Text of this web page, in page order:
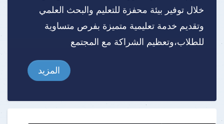
خلال توفير بيئة محفزة للتعليم والبحث العلمي
وتقديم خدمة تعليمية متميزة بفرص متساوية
للطلاب،وتعظيم الشراكة مع المجتمع
المزيد